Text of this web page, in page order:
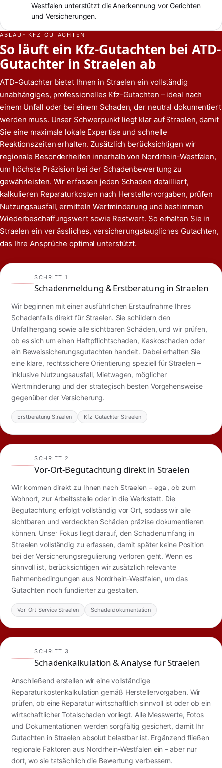
Westfalen unterstützt die Anerkennung vor Gerichten
und Versicherungen.
ABLAUF KFZ-GUTACHTEN
So läuft ein Kfz-Gutachten bei ATD-
Gutachter in Straelen ab
ATD-Gutachter bietet Ihnen in Straelen ein vollständig
unabhängiges, professionelles Kfz-Gutachten – ideal nach
einem Unfall oder bei einem Schaden, der neutral dokumentiert
werden muss. Unser Schwerpunkt liegt klar auf Straelen, damit
Sie eine maximale lokale Expertise und schnelle
Reaktionszeiten erhalten. Zusätzlich berücksichtigen wir
regionale Besonderheiten innerhalb von Nordrhein-Westfalen,
um höchste Präzision bei der Schadenbewertung zu
gewährleisten. Wir erfassen jeden Schaden detailliert,
kalkulieren Reparaturkosten nach Herstellervorgaben, prüfen
Nutzungsausfall, ermitteln Wertminderung und bestimmen
Wiederbeschaffungswert sowie Restwert. So erhalten Sie in
Straelen ein verlässliches, versicherungstaugliches Gutachten,
das Ihre Ansprüche optimal unterstützt.
SCHRITT 1
Schadenmeldung & Erstberatung in Straelen
Wir beginnen mit einer ausführlichen Erstaufnahme Ihres
Schadenfalls direkt für Straelen. Sie schildern den
Unfallhergang sowie alle sichtbaren Schäden, und wir prüfen,
ob es sich um einen Haftpflichtschaden, Kaskoschaden oder
ein Beweissicherungsgutachten handelt. Dabei erhalten Sie
eine klare, rechtssichere Orientierung speziell für Straelen –
inklusive Nutzungsausfall, Mietwagen, möglicher
Wertminderung und der strategisch besten Vorgehensweise
gegenüber der Versicherung.
Erstberatung Straelen Kfz-Gutachter Straelen
SCHRITT 2
Vor-Ort-Begutachtung direkt in Straelen
Wir kommen direkt zu Ihnen nach Straelen – egal, ob zum
Wohnort, zur Arbeitsstelle oder in die Werkstatt. Die
Begutachtung erfolgt vollständig vor Ort, sodass wir alle
sichtbaren und verdeckten Schäden präzise dokumentieren
können. Unser Fokus liegt darauf, den Schadenumfang in
Straelen vollständig zu erfassen, damit später keine Position
bei der Versicherungsregulierung verloren geht. Wenn es
sinnvoll ist, berücksichtigen wir zusätzlich relevante
Rahmenbedingungen aus Nordrhein-Westfalen, um das
Gutachten noch fundierter zu gestalten.
Vor-Ort-Service Straelen Schadendokumentation
SCHRITT 3
Schadenkalkulation & Analyse für Straelen
Anschließend erstellen wir eine vollständige
Reparaturkostenkalkulation gemäß Herstellervorgaben. Wir
prüfen, ob eine Reparatur wirtschaftlich sinnvoll ist oder ob ein
wirtschaftlicher Totalschaden vorliegt. Alle Messwerte, Fotos
und Dokumentationen werden sorgfältig gesichert, damit Ihr
Gutachten in Straelen absolut belastbar ist. Ergänzend fließen
regionale Faktoren aus Nordrhein-Westfalen ein – aber nur
dort, wo sie tatsächlich die Bewertung verbessern.